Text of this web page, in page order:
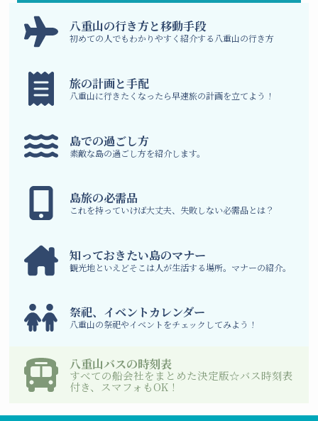
八重山の行き方と移動手段
初めての人でもわかりやすく紹介する八重山の行き方
旅の計画と手配
八重山に行きたくなったら早速旅の計画を立てよう！
島での過ごし方
素敵な島の過ごし方を紹介します。
島旅の必需品
これを持っていけば大丈夫、失敗しない必需品とは？
知っておきたい島のマナー
観光地といえどそこは人が生活する場所。マナーの紹介。
祭祀、イベントカレンダー
八重山の祭祀やイベントをチェックしてみよう！
八重山バスの時刻表
すべての船会社をまとめた決定版☆バス時刻表
付き、スマフォもOK！